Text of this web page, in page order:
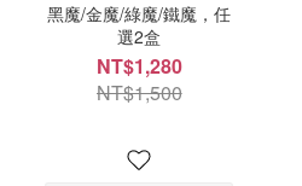
黑魔/金魔/綠魔/鐵魔，任
選2盒
NT$1,280
NT$1,500